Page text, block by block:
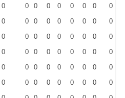
0 0 0 0 0 0 0 0
0
0 0 0 0 0 0 0 0
0
0 0 0 0 0 0 0 0
0
0 0 0 0 0 0 0 0
0
0 0 0 0 0 0 0 0
0
0 0 0 0 0 0 0 0
0